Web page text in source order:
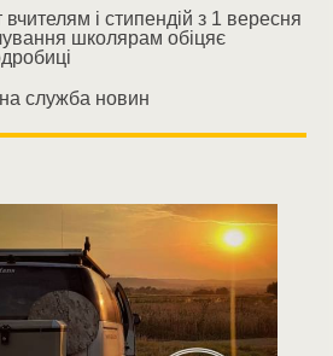
і стипендій з 1 вересня
школярам обіцяє
служба новин